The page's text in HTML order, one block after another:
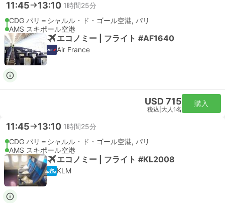
11:45 13:10 1時間25分
CDG パリ＝シャルル・ド・ゴール空港, パリ
AMS スキポール空港
エコノミー | フライト #AF1640
Air France
USD 715
税込 大人1名
購入
11:45 13:10 1時間25分
CDG パリ＝シャルル・ド・ゴール空港, パリ
AMS スキポール空港
エコノミー | フライト #KL2008
KLM